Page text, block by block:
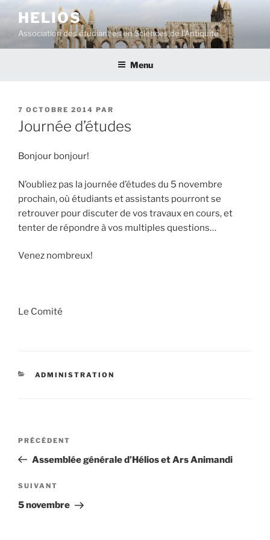
contenu
principal
HELIOS
Association des étudiant·es en Sciences de l'Antiquité
Menu
PUBLIÉ
LE
7 OCTOBRE 2014 PAR
Journée d’études
Bonjour bonjour!
N’oubliez pas la journée d’études du 5 novembre
prochain, où étudiants et assistants pourront se
retrouver pour discuter de vos travaux en cours, et
tenter de répondre à vos multiples questions…
Venez nombreux!
Le Comité
CATÉGORIES
ADMINISTRATION
Navigation
l’article
Article
précédent
PRÉCÉDENT
Assemblée générale d’Hélios et Ars Animandi
Article
suivant
SUIVANT
5 novembre